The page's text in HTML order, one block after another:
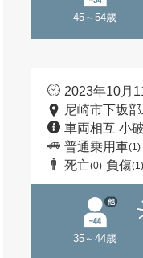
45～54歳
2023年10月
尼崎市下坂
車両相互 小
普通乗用車(1)
死亡(0) 負傷(1)
35～44歳
他